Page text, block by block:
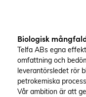
Biologisk
Telfa ABs egna
omfattning och
leverantörsledet rör
petrokemiska
Vår ambition är att